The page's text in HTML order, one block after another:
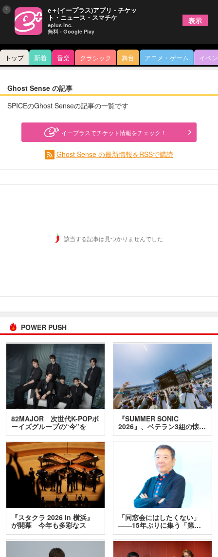
トップ 新着 音楽 クラシック 舞台 アニメ・ゲーム イベ
Ghost Sense の記事
SPICEのGhost Senseの記事の一覧です
イープラスでチケット情報をチェック！
Ghost Sense の最新情報をRSSで購読
該当する記事は見つかりませんでした
POWER PUSH
82MAJOR 次世代K-POPボ
ーイズグループの“今”を
訊…
『SUMMER SONIC
2026』、ベテラン3組の懐…
『スタクラ 2026 in 横浜』
が開幕 今年も多彩なス
テ…
「同窓会にはしたくない」
――15年ぶりに集う「第…
× e＋(イープラス)アプリ - チケッ
ト・ニュース・スマチケ
eplus inc.
無料 - Google Play
表示